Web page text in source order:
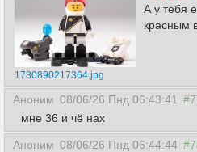
1780890217364.jpg
А у тебя
красным
Аноним 08/06/26 Пнд 06:43:41
мне 36 и чё нах
Аноним 08/06/26 Пнд 06:44:44